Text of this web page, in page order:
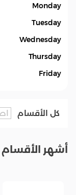
Monday
Tuesday
Wednesday
Thursday
Friday
كل الأقسام
أشهر الأقسام